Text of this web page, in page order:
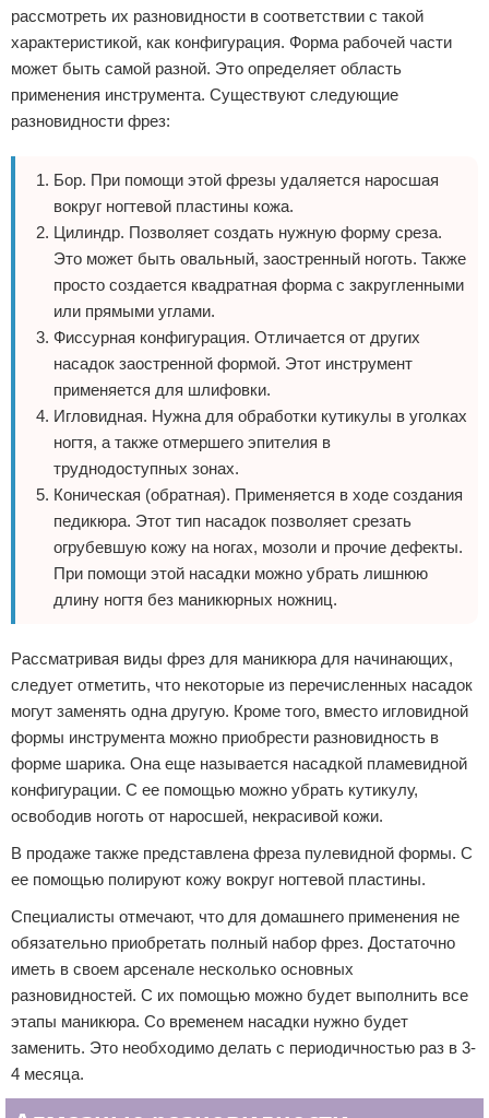
рассмотреть их разновидности в соответствии с такой
характеристикой, как конфигурация. Форма рабочей части
может быть самой разной. Это определяет область
применения инструмента. Существуют следующие
разновидности фрез:
Бор. При помощи этой фрезы удаляется наросшая
вокруг ногтевой пластины кожа.
Цилиндр. Позволяет создать нужную форму среза.
Это может быть овальный, заостренный ноготь. Также
просто создается квадратная форма с закругленными
или прямыми углами.
Фиссурная конфигурация. Отличается от других
насадок заостренной формой. Этот инструмент
применяется для шлифовки.
Игловидная. Нужна для обработки кутикулы в уголках
ногтя, а также отмершего эпителия в
труднодоступных зонах.
Коническая (обратная). Применяется в ходе создания
педикюра. Этот тип насадок позволяет срезать
огрубевшую кожу на ногах, мозоли и прочие дефекты.
При помощи этой насадки можно убрать лишнюю
длину ногтя без маникюрных ножниц.
Рассматривая виды фрез для маникюра для начинающих,
следует отметить, что некоторые из перечисленных насадок
могут заменять одна другую. Кроме того, вместо игловидной
формы инструмента можно приобрести разновидность в
форме шарика. Она еще называется насадкой пламевидной
конфигурации. С ее помощью можно убрать кутикулу,
освободив ноготь от наросшей, некрасивой кожи.
В продаже также представлена фреза пулевидной формы. С
ее помощью полируют кожу вокруг ногтевой пластины.
Специалисты отмечают, что для домашнего применения не
обязательно приобретать полный набор фрез. Достаточно
иметь в своем арсенале несколько основных
разновидностей. С их помощью можно будет выполнить все
этапы маникюра. Со временем насадки нужно будет
заменить. Это необходимо делать с периодичностью раз в 3-
4 месяца.